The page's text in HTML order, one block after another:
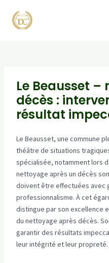
contenu
Le Beausset
décès :
résultat
Le Beausset, une commune
théâtre de situations
spécialisée, notamment lors
nettoyage après un décès
doivent être effectuées avec
professionnalisme. À cet
distingue par son excellence
du nettoyage après décès.
garantir des résultats
leur intégrité et leur propreté.